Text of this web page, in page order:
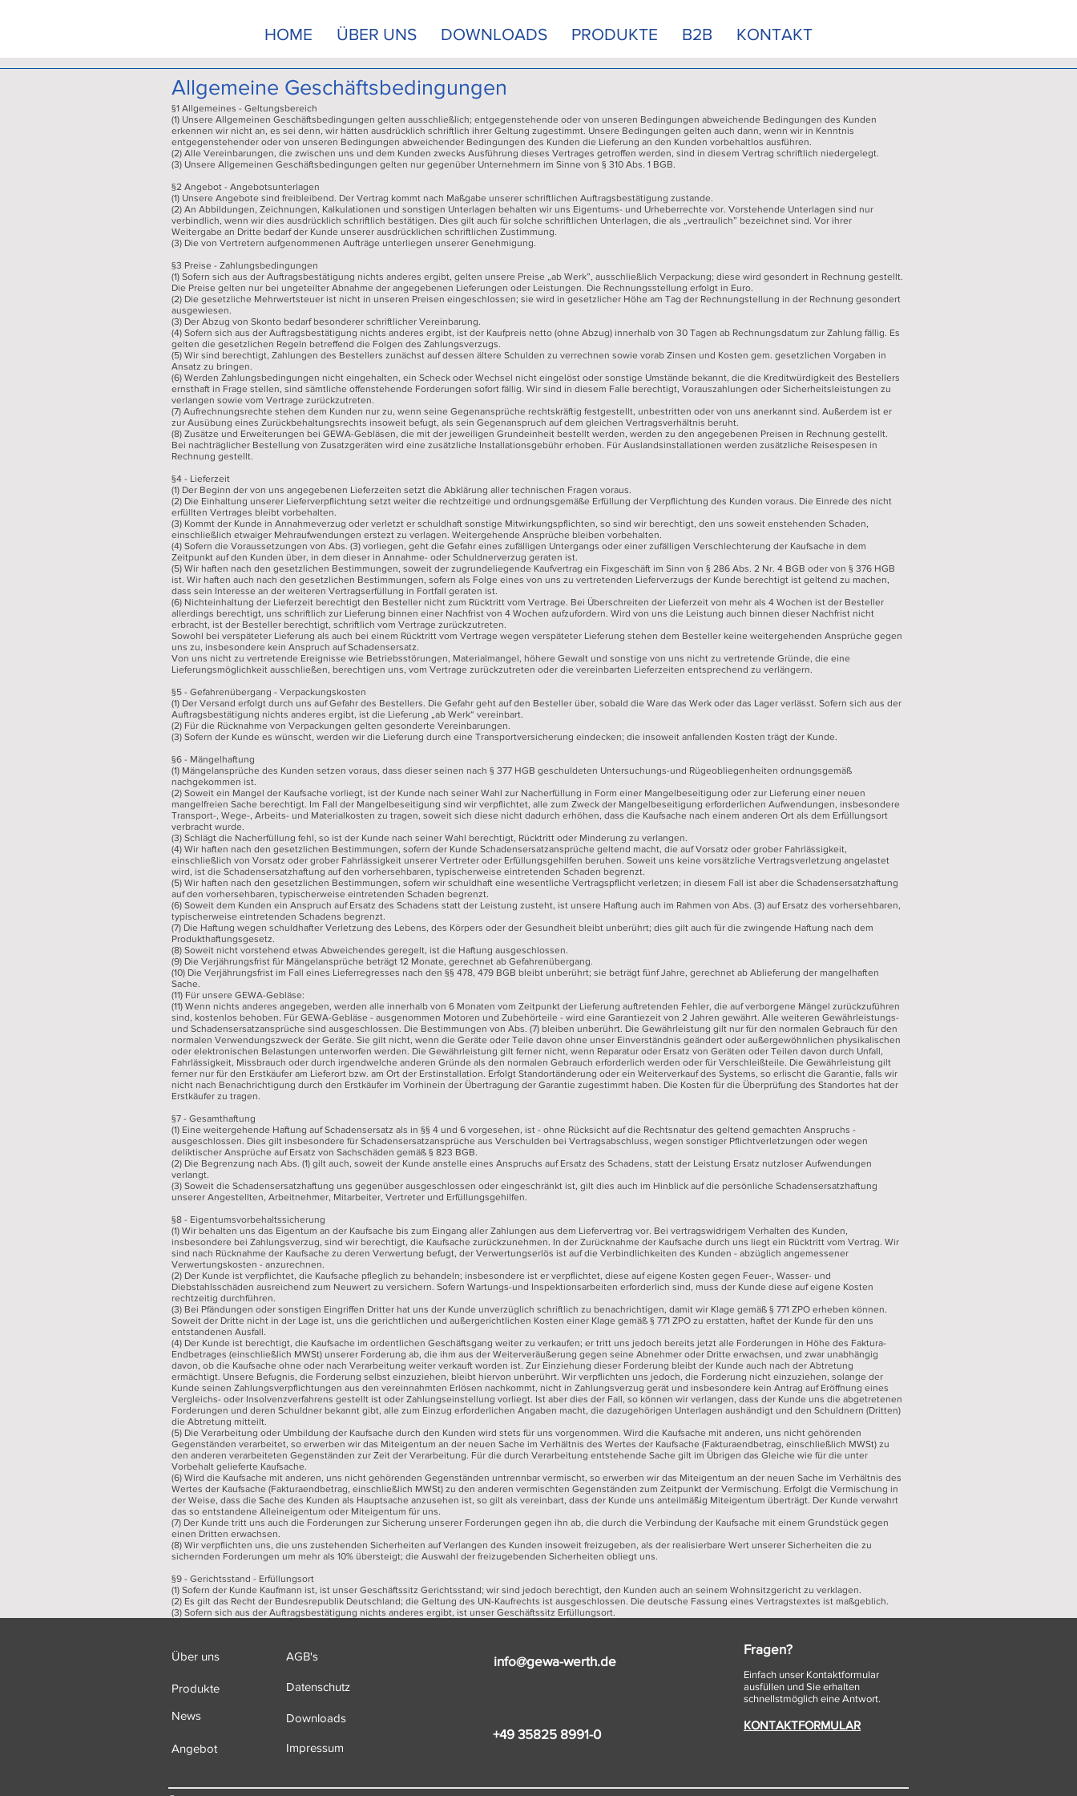
HOME ÜBER UNS DOWNLOADS PRODUKTE B2B KONTAKT
Allgemeine Geschäftsbedingungen
§1 Allgemeines - Geltungsbereich
(1) Unsere Allgemeinen Geschäftsbedingungen gelten ausschließlich; entgegenstehende oder von unseren Bedingungen abweichende Bedingungen des Kunden
erkennen wir nicht an, es sei denn, wir hätten ausdrücklich schriftlich ihrer Geltung zugestimmt. Unsere Bedingungen gelten auch dann, wenn wir in Kenntnis
entgegenstehender oder von unseren Bedingungen abweichender Bedingungen des Kunden die Lieferung an den Kunden vorbehaltlos ausführen.
(2) Alle Vereinbarungen, die zwischen uns und dem Kunden zwecks Ausführung dieses Vertrages getroffen werden, sind in diesem Vertrag schriftlich niedergelegt.
(3) Unsere Allgemeinen Geschäftsbedingungen gelten nur gegenüber Unternehmern im Sinne von § 310 Abs. 1 BGB.
§2 Angebot - Angebotsunterlagen
(1) Unsere Angebote sind freibleibend. Der Vertrag kommt nach Maßgabe unserer schriftlichen Auftragsbestätigung zustande.
(2) An Abbildungen, Zeichnungen, Kalkulationen und sonstigen Unterlagen behalten wir uns Eigentums- und Urheberrechte vor. Vorstehende Unterlagen sind nur
verbindlich, wenn wir dies ausdrücklich schriftlich bestätigen. Dies gilt auch für solche schriftlichen Unterlagen, die als „vertraulich” bezeichnet sind. Vor ihrer
Weitergabe an Dritte bedarf der Kunde unserer ausdrücklichen schriftlichen Zustimmung.
(3) Die von Vertretern aufgenommenen Aufträge unterliegen unserer Genehmigung.
§3 Preise - Zahlungsbedingungen
(1) Sofern sich aus der Auftragsbestätigung nichts anderes ergibt, gelten unsere Preise „ab Werk”, ausschließlich Verpackung; diese wird gesondert in Rechnung gestellt.
Die Preise gelten nur bei ungeteilter Abnahme der angegebenen Lieferungen oder Leistungen. Die Rechnungsstellung erfolgt in Euro.
(2) Die gesetzliche Mehrwertsteuer ist nicht in unseren Preisen eingeschlossen; sie wird in gesetzlicher Höhe am Tag der Rechnungstellung in der Rechnung gesondert
ausgewiesen.
(3) Der Abzug von Skonto bedarf besonderer schriftlicher Vereinbarung.
(4) Sofern sich aus der Auftragsbestätigung nichts anderes ergibt, ist der Kaufpreis netto (ohne Abzug) innerhalb von 30 Tagen ab Rechnungsdatum zur Zahlung fällig. Es
gelten die gesetzlichen Regeln betreffend die Folgen des Zahlungsverzugs.
(5) Wir sind berechtigt, Zahlungen des Bestellers zunächst auf dessen ältere Schulden zu verrechnen sowie vorab Zinsen und Kosten gem. gesetzlichen Vorgaben in
Ansatz zu bringen.
(6) Werden Zahlungsbedingungen nicht eingehalten, ein Scheck oder Wechsel nicht eingelöst oder sonstige Umstände bekannt, die die Kreditwürdigkeit des Bestellers
ernsthaft in Frage stellen, sind sämtliche offenstehende Forderungen sofort fällig. Wir sind in diesem Falle berechtigt, Vorauszahlungen oder Sicherheitsleistungen zu
verlangen sowie vom Vertrage zurückzutreten.
(7) Aufrechnungsrechte stehen dem Kunden nur zu, wenn seine Gegenansprüche rechtskräftig festgestellt, unbestritten oder von uns anerkannt sind. Außerdem ist er
zur Ausübung eines Zurückbehaltungsrechts insoweit befugt, als sein Gegenanspruch auf dem gleichen Vertragsverhältnis beruht.
(8) Zusätze und Erweiterungen bei GEWA-Gebläsen, die mit der jeweiligen Grundeinheit bestellt werden, werden zu den angegebenen Preisen in Rechnung gestellt.
Bei nachträglicher Bestellung von Zusatzgeräten wird eine zusätzliche Installationsgebühr erhoben. Für Auslandsinstallationen werden zusätzliche Reisespesen in
Rechnung gestellt.
§4 - Lieferzeit
(1) Der Beginn der von uns angegebenen Lieferzeiten setzt die Abklärung aller technischen Fragen voraus.
(2) Die Einhaltung unserer Lieferverpflichtung setzt weiter die rechtzeitige und ordnungsgemäße Erfüllung der Verpflichtung des Kunden voraus. Die Einrede des nicht
erfüllten Vertrages bleibt vorbehalten.
(3) Kommt der Kunde in Annahmeverzug oder verletzt er schuldhaft sonstige Mitwirkungspflichten, so sind wir berechtigt, den uns soweit enstehenden Schaden,
einschließlich etwaiger Mehraufwendungen erstezt zu verlagen. Weitergehende Ansprüche bleiben vorbehalten.
(4) Sofern die Voraussetzungen von Abs. (3) vorliegen, geht die Gefahr eines zufälligen Untergangs oder einer zufälligen Verschlechterung der Kaufsache in dem
Zeitpunkt auf den Kunden über, in dem dieser in Annahme- oder Schuldnerverzug geraten ist.
(5) Wir haften nach den gesetzlichen Bestimmungen, soweit der zugrundeliegende Kaufvertrag ein Fixgeschäft im Sinn von § 286 Abs. 2 Nr. 4 BGB oder von § 376 HGB
ist. Wir haften auch nach den gesetzlichen Bestimmungen, sofern als Folge eines von uns zu vertretenden Lieferverzugs der Kunde berechtigt ist geltend zu machen,
dass sein Interesse an der weiteren Vertragserfüllung in Fortfall geraten ist.
(6) Nichteinhaltung der Lieferzeit berechtigt den Besteller nicht zum Rücktritt vom Vertrage. Bei Überschreiten der Lieferzeit von mehr als 4 Wochen ist der Besteller
allerdings berechtigt, uns schriftlich zur Lieferung binnen einer Nachfrist von 4 Wochen aufzufordern. Wird von uns die Leistung auch binnen dieser Nachfrist nicht
erbracht, ist der Besteller berechtigt, schriftlich vom Vertrage zurückzutreten.
Sowohl bei verspäteter Lieferung als auch bei einem Rücktritt vom Vertrage wegen verspäteter Lieferung stehen dem Besteller keine weitergehenden Ansprüche gegen
uns zu, insbesondere kein Anspruch auf Schadensersatz.
Von uns nicht zu vertretende Ereignisse wie Betriebsstörungen, Materialmangel, höhere Gewalt und sonstige von uns nicht zu vertretende Gründe, die eine
Lieferungsmöglichkeit ausschließen, berechtigen uns, vom Vertrage zurückzutreten oder die vereinbarten Lieferzeiten entsprechend zu verlängern.
§5 - Gefahrenübergang - Verpackungskosten
(1) Der Versand erfolgt durch uns auf Gefahr des Bestellers. Die Gefahr geht auf den Besteller über, sobald die Ware das Werk oder das Lager verlässt. Sofern sich aus der
Auftragsbestätigung nichts anderes ergibt, ist die Lieferung „ab Werk“ vereinbart.
(2) Für die Rücknahme von Verpackungen gelten gesonderte Vereinbarungen.
(3) Sofern der Kunde es wünscht, werden wir die Lieferung durch eine Transportversicherung eindecken; die insoweit anfallenden Kosten trägt der Kunde.
§6 - Mängelhaftung
(1) Mängelansprüche des Kunden setzen voraus, dass dieser seinen nach § 377 HGB geschuldeten Untersuchungs-und Rügeobliegenheiten ordnungsgemäß
nachgekommen ist.
(2) Soweit ein Mangel der Kaufsache vorliegt, ist der Kunde nach seiner Wahl zur Nacherfüllung in Form einer Mangelbeseitigung oder zur Lieferung einer neuen
mangelfreien Sache berechtigt. Im Fall der Mangelbeseitigung sind wir verpflichtet, alle zum Zweck der Mangelbeseitigung erforderlichen Aufwendungen, insbesondere
Transport-, Wege-, Arbeits- und Materialkosten zu tragen, soweit sich diese nicht dadurch erhöhen, dass die Kaufsache nach einem anderen Ort als dem Erfüllungsort
verbracht wurde.
(3) Schlägt die Nacherfüllung fehl, so ist der Kunde nach seiner Wahl berechtigt, Rücktritt oder Minderung zu verlangen.
(4) Wir haften nach den gesetzlichen Bestimmungen, sofern der Kunde Schadensersatzansprüche geltend macht, die auf Vorsatz oder grober Fahrlässigkeit,
einschließlich von Vorsatz oder grober Fahrlässigkeit unserer Vertreter oder Erfüllungsgehilfen beruhen. Soweit uns keine vorsätzliche Vertragsverletzung angelastet
wird, ist die Schadensersatzhaftung auf den vorhersehbaren, typischerweise eintretenden Schaden begrenzt.
(5) Wir haften nach den gesetzlichen Bestimmungen, sofern wir schuldhaft eine wesentliche Vertragspflicht verletzen; in diesem Fall ist aber die Schadensersatzhaftung
auf den vorhersehbaren, typischerweise eintretenden Schaden begrenzt.
(6) Soweit dem Kunden ein Anspruch auf Ersatz des Schadens statt der Leistung zusteht, ist unsere Haftung auch im Rahmen von Abs. (3) auf Ersatz des vorhersehbaren,
typischerweise eintretenden Schadens begrenzt.
(7) Die Haftung wegen schuldhafter Verletzung des Lebens, des Körpers oder der Gesundheit bleibt unberührt; dies gilt auch für die zwingende Haftung nach dem
Produkthaftungsgesetz.
(8) Soweit nicht vorstehend etwas Abweichendes geregelt, ist die Haftung ausgeschlossen.
(9) Die Verjährungsfrist für Mängelansprüche beträgt 12 Monate, gerechnet ab Gefahrenübergang.
(10) Die Verjährungsfrist im Fall eines Lieferregresses nach den §§ 478, 479 BGB bleibt unberührt; sie beträgt fünf Jahre, gerechnet ab Ablieferung der mangelhaften
Sache.
(11) Für unsere GEWA-Gebläse:
(11) Wenn nichts anderes angegeben, werden alle innerhalb von 6 Monaten vom Zeitpunkt der Lieferung auftretenden Fehler, die auf verborgene Mängel zurückzuführen
sind, kostenlos behoben. Für GEWA-Gebläse - ausgenommen Motoren und Zubehörteile - wird eine Garantiezeit von 2 Jahren gewährt. Alle weiteren Gewährleistungs-
und Schadensersatzansprüche sind ausgeschlossen. Die Bestimmungen von Abs. (7) bleiben unberührt. Die Gewährleistung gilt nur für den normalen Gebrauch für den
normalen Verwendungszweck der Geräte. Sie gilt nicht, wenn die Geräte oder Teile davon ohne unser Einverständnis geändert oder außergewöhnlichen physikalischen
oder elektronischen Belastungen unterworfen werden. Die Gewährleistung gilt ferner nicht, wenn Reparatur oder Ersatz von Geräten oder Teilen davon durch Unfall,
Fahrlässigkeit, Missbrauch oder durch irgendwelche anderen Gründe als den normalen Gebrauch erforderlich werden oder für Verschleißteile. Die Gewährleistung gilt
ferner nur für den Erstkäufer am Lieferort bzw. am Ort der Erstinstallation. Erfolgt Standortänderung oder ein Weiterverkauf des Systems, so erlischt die Garantie, falls wir
nicht nach Benachrichtigung durch den Erstkäufer im Vorhinein der Übertragung der Garantie zugestimmt haben. Die Kosten für die Überprüfung des Standortes hat der
Erstkäufer zu tragen.
§7 - Gesamthaftung
(1) Eine weitergehende Haftung auf Schadensersatz als in §§ 4 und 6 vorgesehen, ist - ohne Rücksicht auf die Rechtsnatur des geltend gemachten Anspruchs -
ausgeschlossen. Dies gilt insbesondere für Schadensersatzansprüche aus Verschulden bei Vertragsabschluss, wegen sonstiger Pflichtverletzungen oder wegen
deliktischer Ansprüche auf Ersatz von Sachschäden gemäß § 823 BGB.
(2) Die Begrenzung nach Abs. (1) gilt auch, soweit der Kunde anstelle eines Anspruchs auf Ersatz des Schadens, statt der Leistung Ersatz nutzloser Aufwendungen
verlangt.
(3) Soweit die Schadensersatzhaftung uns gegenüber ausgeschlossen oder eingeschränkt ist, gilt dies auch im Hinblick auf die persönliche Schadensersatzhaftung
unserer Angestellten, Arbeitnehmer, Mitarbeiter, Vertreter und Erfüllungsgehilfen.
§8 - Eigentumsvorbehaltssicherung
(1) Wir behalten uns das Eigentum an der Kaufsache bis zum Eingang aller Zahlungen aus dem Liefervertrag vor. Bei vertragswidrigem Verhalten des Kunden,
insbesondere bei Zahlungsverzug, sind wir berechtigt, die Kaufsache zurückzunehmen. In der Zurücknahme der Kaufsache durch uns liegt ein Rücktritt vom Vertrag. Wir
sind nach Rücknahme der Kaufsache zu deren Verwertung befugt, der Verwertungserlös ist auf die Verbindlichkeiten des Kunden - abzüglich angemessener
Verwertungskosten - anzurechnen.
(2) Der Kunde ist verpflichtet, die Kaufsache pfleglich zu behandeln; insbesondere ist er verpflichtet, diese auf eigene Kosten gegen Feuer-, Wasser- und
Diebstahlsschäden ausreichend zum Neuwert zu versichern. Sofern Wartungs-und Inspektionsarbeiten erforderlich sind, muss der Kunde diese auf eigene Kosten
rechtzeitig durchführen.
(3) Bei Pfändungen oder sonstigen Eingriffen Dritter hat uns der Kunde unverzüglich schriftlich zu benachrichtigen, damit wir Klage gemäß § 771 ZPO erheben können.
Soweit der Dritte nicht in der Lage ist, uns die gerichtlichen und außergerichtlichen Kosten einer Klage gemäß § 771 ZPO zu erstatten, haftet der Kunde für den uns
entstandenen Ausfall.
(4) Der Kunde ist berechtigt, die Kaufsache im ordentlichen Geschäftsgang weiter zu verkaufen; er tritt uns jedoch bereits jetzt alle Forderungen in Höhe des Faktura-
Endbetrages (einschließlich MWSt) unserer Forderung ab, die ihm aus der Weiterveräußerung gegen seine Abnehmer oder Dritte erwachsen, und zwar unabhängig
davon, ob die Kaufsache ohne oder nach Verarbeitung weiter verkauft worden ist. Zur Einziehung dieser Forderung bleibt der Kunde auch nach der Abtretung
ermächtigt. Unsere Befugnis, die Forderung selbst einzuziehen, bleibt hiervon unberührt. Wir verpflichten uns jedoch, die Forderung nicht einzuziehen, solange der
Kunde seinen Zahlungsverpflichtungen aus den vereinnahmten Erlösen nachkommt, nicht in Zahlungsverzug gerät und insbesondere kein Antrag auf Eröffnung eines
Vergleichs- oder Insolvenzverfahrens gestellt ist oder Zahlungseinstellung vorliegt. Ist aber dies der Fall, so können wir verlangen, dass der Kunde uns die abgetretenen
Forderungen und deren Schuldner bekannt gibt, alle zum Einzug erforderlichen Angaben macht, die dazugehörigen Unterlagen aushändigt und den Schuldnern (Dritten)
die Abtretung mitteilt.
(5) Die Verarbeitung oder Umbildung der Kaufsache durch den Kunden wird stets für uns vorgenommen. Wird die Kaufsache mit anderen, uns nicht gehörenden
Gegenständen verarbeitet, so erwerben wir das Miteigentum an der neuen Sache im Verhältnis des Wertes der Kaufsache (Fakturaendbetrag, einschließlich MWSt) zu
den anderen verarbeiteten Gegenständen zur Zeit der Verarbeitung. Für die durch Verarbeitung entstehende Sache gilt im Übrigen das Gleiche wie für die unter
Vorbehalt gelieferte Kaufsache.
(6) Wird die Kaufsache mit anderen, uns nicht gehörenden Gegenständen untrennbar vermischt, so erwerben wir das Miteigentum an der neuen Sache im Verhältnis des
Wertes der Kaufsache (Fakturaendbetrag, einschließlich MWSt) zu den anderen vermischten Gegenständen zum Zeitpunkt der Vermischung. Erfolgt die Vermischung in
der Weise, dass die Sache des Kunden als Hauptsache anzusehen ist, so gilt als vereinbart, dass der Kunde uns anteilmäßig Miteigentum überträgt. Der Kunde verwahrt
das so entstandene Alleineigentum oder Miteigentum für uns.
(7) Der Kunde tritt uns auch die Forderungen zur Sicherung unserer Forderungen gegen ihn ab, die durch die Verbindung der Kaufsache mit einem Grundstück gegen
einen Dritten erwachsen.
(8) Wir verpflichten uns, die uns zustehenden Sicherheiten auf Verlangen des Kunden insoweit freizugeben, als der realisierbare Wert unserer Sicherheiten die zu
sichernden Forderungen um mehr als 10% übersteigt; die Auswahl der freizugebenden Sicherheiten obliegt uns.
§9 - Gerichtsstand - Erfüllungsort
(1) Sofern der Kunde Kaufmann ist, ist unser Geschäftssitz Gerichtsstand; wir sind jedoch berechtigt, den Kunden auch an seinem Wohnsitzgericht zu verklagen.
(2) Es gilt das Recht der Bundesrepublik Deutschland; die Geltung des UN-Kaufrechts ist ausgeschlossen. Die deutsche Fassung eines Vertragstextes ist maßgeblich.
(3) Sofern sich aus der Auftragsbestätigung nichts anderes ergibt, ist unser Geschäftssitz Erfüllungsort.
Über uns AGB's
Produkte Datenschutz
News Downloads
Angebot Impressum
info@gewa-werth.de
+49 35825 8991-0
Fragen?
Einfach unser Kontaktformular
ausfüllen und Sie erhalten
schnellstmöglich eine Antwort.
KONTAKTFORMULAR